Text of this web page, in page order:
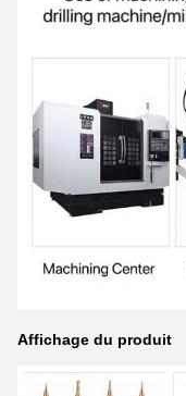
Affichage du produit